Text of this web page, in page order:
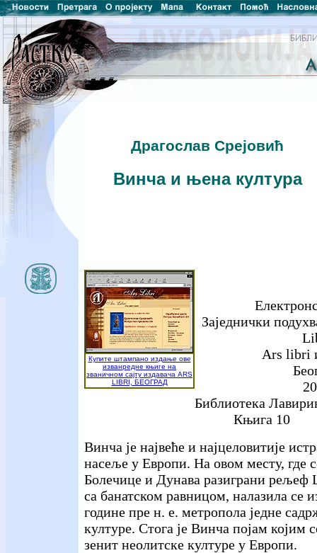
Драгослав Срејовић
Винча и њена култура
Купите штампано издање ове
изванредне књиге на
званичном сајту издавача ARS
LIBRI, БЕОГРАД
Заједнички
Ars libri
Библиотека
Књига 10
Винча је највеће и најцеловитије
насеље у Европи. На овом месту, где
Болечице и Дунава разиграни рељеф
са банатском равницом, налазила се
године пре н. е. метропола једне
културе. Стога је Винча појам којим
зенит неолитске културе у Европи.